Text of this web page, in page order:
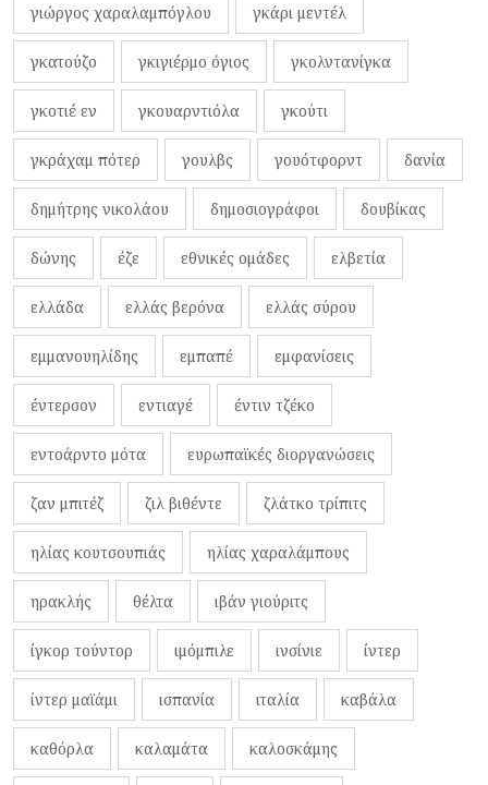
γιώργος χαραλαμπόγλου γκάρι μεντέλ
γκατούζο γκιγιέρμο όγιος γκολντανίγκα
γκοτιέ εν γκουαρντιόλα γκούτι
γκράχαμ πότερ γουλβς γουότφορντ δανία
δημήτρης νικολάου δημοσιογράφοι δουβίκας
δώνης έζε εθνικές ομάδες ελβετία
ελλάδα ελλάς βερόνα ελλάς σύρου
εμμανουηλίδης εμπαπέ εμφανίσεις
έντερσον εντιαγέ έντιν τζέκο
εντοάρντο μότα ευρωπαϊκές διοργανώσεις
ζαν μπιτέζ ζιλ βιθέντε ζλάτκο τρίπιτς
ηλίας κουτσουπιάς ηλίας χαραλάμπους
ηρακλής θέλτα ιβάν γιούριτς
ίγκορ τούντορ ιμόμπιλε ινσίνιε ίντερ
ίντερ μαϊάμι ισπανία ιταλία καβάλα
καθόρλα καλαμάτα καλοσκάμης